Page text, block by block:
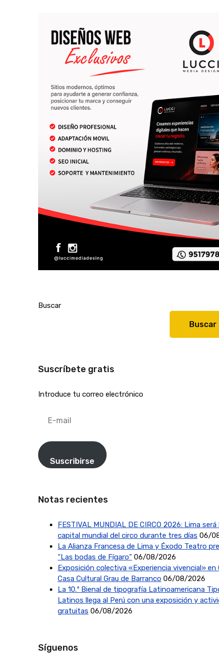
Buscar
Buscar
Suscríbete gratis
Introduce tu correo electrónico
mail
Suscribirse
Notas recientes
FESTIVAL MUNDIAL DE CIRCO 2026: Lima será
capital mundial del circo durante tres días 06/
La Alianza Francesa de Lima y Éxodo Teatro
“Las bodas de Fígaro” 06/08/2026
Exposición colectiva «Experiencia vivencial» en
Casa Cultural Grau de Barranco 06/08/2026
La 10.ª Bienal de tipografía Latinoamericana
Latinos llega al Perú con una exposición y
gratuitas 06/08/2026
Síguenos